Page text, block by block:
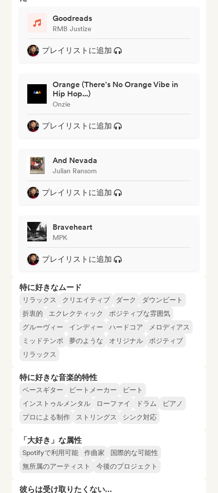
Goodreads
RMB Justize
プレイリストに追加
Orange (There's No Orange Vibe in
Hip Hop...)
Onzie
プレイリストに追加
And Nevada
Julian Ransom
プレイリストに追加
Braveheart
MPK
プレイリストに追加
特に好きなムード
リラックス クリエイティブ ダーク
ダウンビート
折衷的
エクレクティック
ポジティブな雰囲気
グルーヴィー
インディー ハードコア
メロディアス
ミッドテンポ
夢のような オリジナル
ポジティブ
リラックス
特に好きな音楽的特性
ベースギター ビートメーカー
ビート
インストゥルメンタル
ローファイ ドラム
ピアノ
プロによる制作
ストリングス シンク対応
「大好き」な属性
Spotifyで利用可能 作曲家
国際的な可能性
無所属のアーティスト
今後のプロジェクト
彼らは受け取りたくない…